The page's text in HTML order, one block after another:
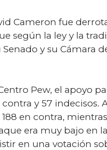
Cameron fue
según la ley y la
y su Cámara
Pew, el apoyo
y 57 indecisos.
en contra,
era muy bajo en
en una votación